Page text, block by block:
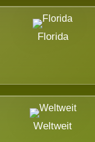
Florida
Weltweit